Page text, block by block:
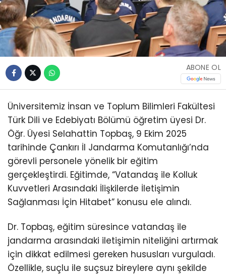
ABONE OL
Üniversitemiz İnsan ve Toplum Bilimleri Fakültesi
Türk Dili ve Edebiyatı Bölümü öğretim üyesi Dr.
Öğr. Üyesi Selahattin Topbaş, 9 Ekim 2025
tarihinde Çankırı İl Jandarma Komutanlığı’nda
görevli personele yönelik bir eğitim
gerçekleştirdi. Eğitimde, “Vatandaş ile Kolluk
Kuvvetleri Arasındaki İlişkilerde İletişimin
Sağlanması İçin Hitabet” konusu ele alındı.
Dr. Topbaş, eğitim süresince vatandaş ile
jandarma arasındaki iletişimin niteliğini artırmak
için dikkat edilmesi gereken hususları vurguladı.
Özellikle, suçlu ile suçsuz bireylere aynı şekilde